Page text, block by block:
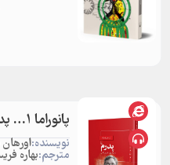
پانوراما 1… پدرم
نویسنده:
مترجم:بهاره